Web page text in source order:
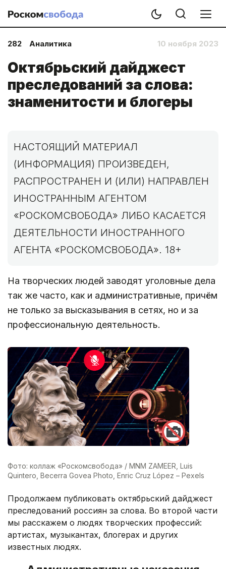
282 Аналитика 10 ноября 2023
Октябрьский дайджест
преследований за слова:
знаменитости и блогеры
НАСТОЯЩИЙ МАТЕРИАЛ
(ИНФОРМАЦИЯ) ПРОИЗВЕДЕН,
РАСПРОСТРАНЕН И (ИЛИ) НАПРАВЛЕН
ИНОСТРАННЫМ АГЕНТОМ
«РОСКОМСВОБОДА» ЛИБО КАСАЕТСЯ
ДЕЯТЕЛЬНОСТИ ИНОСТРАННОГО
АГЕНТА «РОСКОМСВОБОДА». 18+
На творческих людей заводят уголовные дела
так же часто, как и административные, причём
не только за высказывания в сетях, но и за
профессиональную деятельность.
Фото: коллаж «Роскомсвобода» / MNM ZAMEER, Luis
Quintero, Becerra Govea Photo, Enric Cruz López – Pexels
Продолжаем публиковать октябрьский дайджест
преследований россиян за слова. Во второй части
мы расскажем о людях творческих профессий:
артистах, музыкантах, блогерах и других
известных людях.